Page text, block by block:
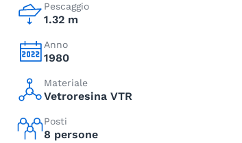
Pescaggio
1.32 m
Anno
1980
Materiale
Vetroresina VTR
Posti
8 persone